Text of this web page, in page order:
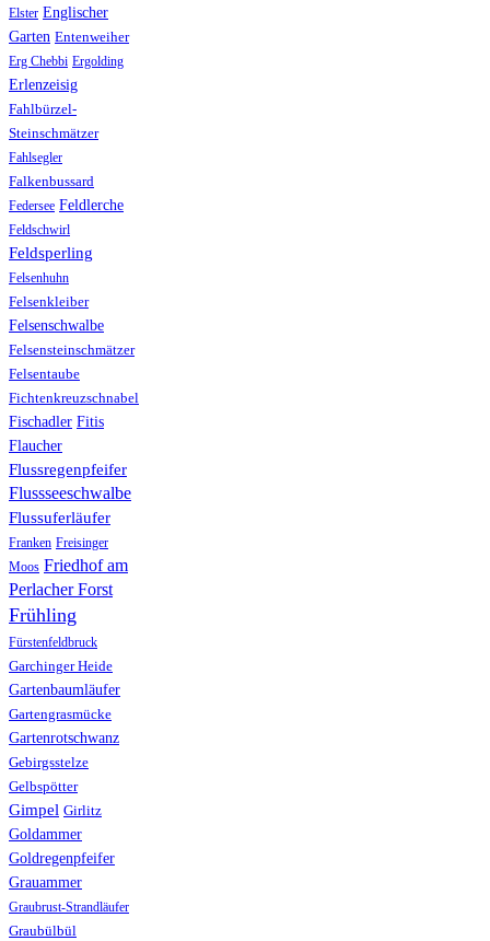
Elster Englischer
Garten Entenweiher
Erg Chebbi Ergolding
Erlenzeisig
Fahlbürzel-
Steinschmätzer
Fahlsegler
Falkenbussard
Federsee Feldlerche
Feldschwirl
Feldsperling
Felsenhuhn
Felsenkleiber
Felsenschwalbe
Felsensteinschmätzer
Felsentaube
Fichtenkreuzschnabel
Fischadler Fitis
Flaucher
Flussregenpfeifer
Flussseeschwalbe
Flussuferläufer
Franken Freisinger
Moos Friedhof am
Perlacher Forst
Frühling
Fürstenfeldbruck
Garchinger Heide
Gartenbaumläufer
Gartengrasmücke
Gartenrotschwanz
Gebirgsstelze
Gelbspötter
Gimpel Girlitz
Goldammer
Goldregenpfeifer
Grauammer
Graubrust-Strandläufer
Graubülbül